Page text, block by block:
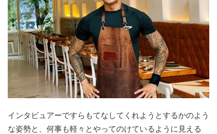
インタビュアーですらもてなしてくれようとするかのよう
な姿勢と、何事も軽々とやってのけているように見える